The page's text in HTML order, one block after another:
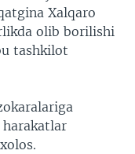
Xalqaro
olib borilishi
tashkilot
harakatlar